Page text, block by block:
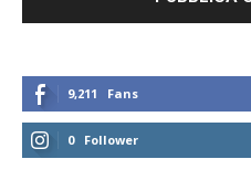
9,211 Fans
0 Follower